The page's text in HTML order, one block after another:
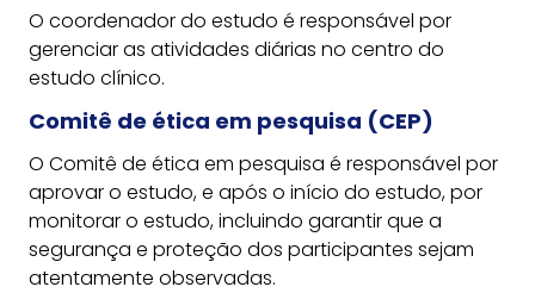
O coordenador do estudo é responsável por
gerenciar as atividades diárias no centro do
estudo clínico.
Comitê de ética em pesquisa (CEP)
O Comitê de ética em pesquisa é responsável por
aprovar o estudo, e após o início do estudo, por
monitorar o estudo, incluindo garantir que a
segurança e proteção dos participantes sejam
atentamente observadas.